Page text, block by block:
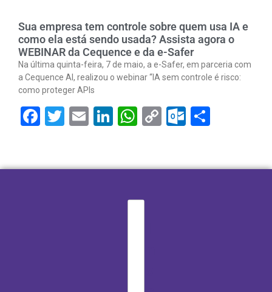
Sua empresa tem controle sobre quem usa IA e
como ela está sendo usada? Assista agora o
WEBINAR da Cequence e da e-Safer
Na última quinta-feira, 7 de maio, a e-Safer, em parceria com
a Cequence AI, realizou o webinar “IA sem controle é risco:
como proteger APIs
Facebook
Twitter
EmailLinkedIn
WhatsApp
Copy